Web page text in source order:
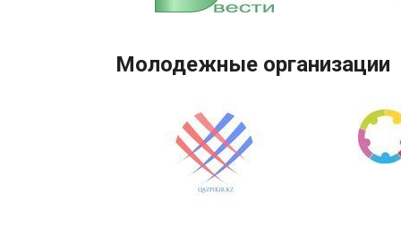
Молодежные организации